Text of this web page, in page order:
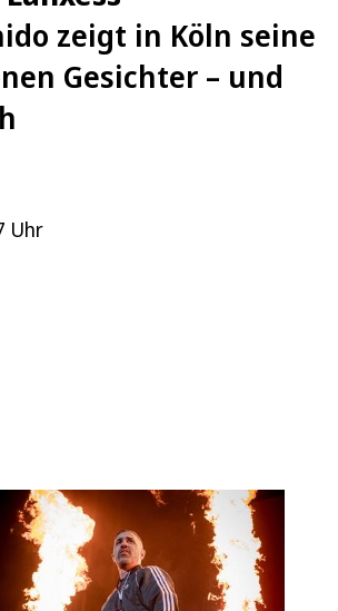
zeigt in Köln seine
Gesichter – und
Uhr